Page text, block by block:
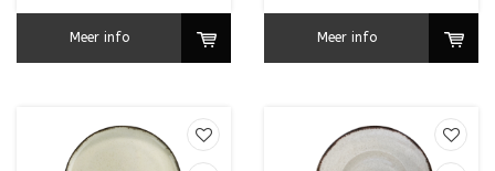
Meer info Meer info